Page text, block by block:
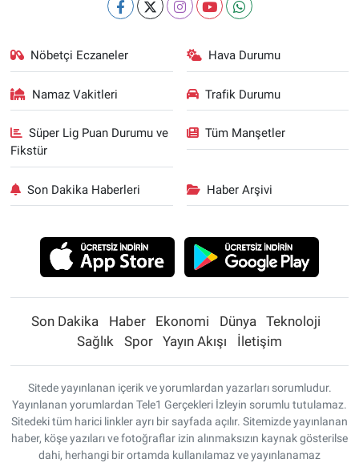
Nöbetçi Eczaneler Hava Durumu
Namaz Vakitleri Trafik Durumu
Süper Lig Puan Durumu ve
Fikstür
Tüm Manşetler
Son Dakika Haberleri Haber Arşivi
Son Dakika Haber Ekonomi Dünya
Teknoloji
Sağlık
Spor Yayın Akışı İletişim
Sitede yayınlanan içerik ve yorumlardan yazarları sorumludur.
Yayınlanan yorumlardan Tele1 Gerçekleri İzleyin sorumlu tutulamaz.
Sitedeki tüm harici linkler ayrı bir sayfada açılır. Sitemizde yayınlanan
haber, köşe yazıları ve fotoğraflar izin alınmaksızın kaynak gösterilse
dahi, herhangi bir ortamda kullanılamaz ve yayınlanamaz